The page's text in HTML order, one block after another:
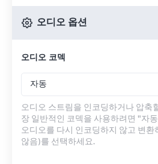
오디오 옵션
오디오 코덱
자동
오디오 스트림을 인코딩하거나 압축
장 일반적인 코덱을 사용하려면 "자
오디오를 다시 인코딩하지 않고 변환
않음)를 선택하세요.